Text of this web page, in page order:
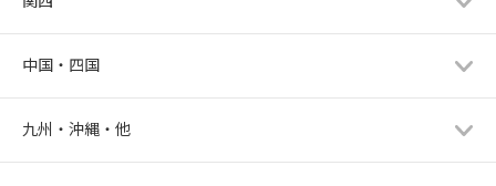
中国・四国
九州・沖縄・他